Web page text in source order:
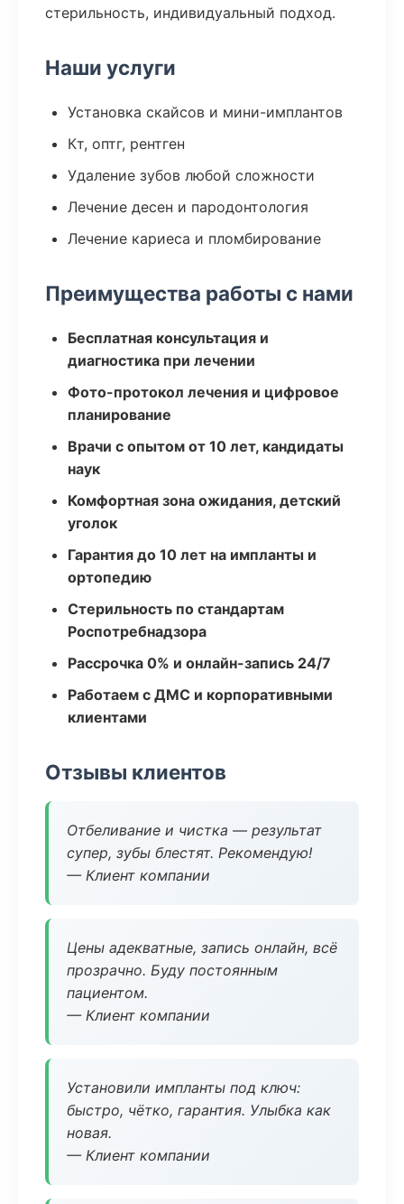
стерильность, индивидуальный подход.
Наши услуги
Установка скайсов и мини-имплантов
Кт, оптг, рентген
Удаление зубов любой сложности
Лечение десен и пародонтология
Лечение кариеса и пломбирование
Преимущества работы с нами
Бесплатная консультация и
диагностика при лечении
Фото-протокол лечения и цифровое
планирование
Врачи с опытом от 10 лет, кандидаты
наук
Комфортная зона ожидания, детский
уголок
Гарантия до 10 лет на импланты и
ортопедию
Стерильность по стандартам
Роспотребнадзора
Рассрочка 0% и онлайн-запись 24/7
Работаем с ДМС и корпоративными
клиентами
Отзывы клиентов
Отбеливание и чистка — результат
супер, зубы блестят. Рекомендую!
— Клиент компании
Цены адекватные, запись онлайн, всё
прозрачно. Буду постоянным
пациентом.
— Клиент компании
Установили импланты под ключ:
быстро, чётко, гарантия. Улыбка как
новая.
— Клиент компании